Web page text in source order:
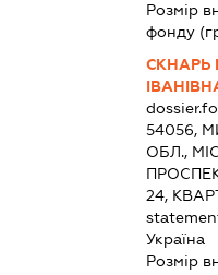
Розмір
фонду
СКНАРЬ
54056,
ОБЛ.,
24,
Україна
Розмір